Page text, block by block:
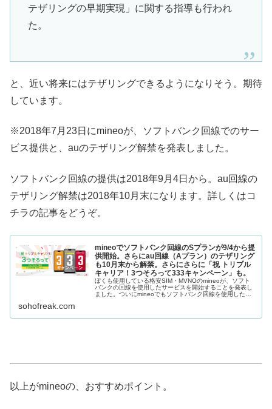
テザリングの早期実現」に関する指導も行われ
た。
と、近い将来にはテザリングできるようになりそう。期待
しています。
※2018年7月23日にmineoが、ソフトバンク回線でのサー
ビス提供と、auのテザリング解禁を発表しました。
ソフトバンク回線の提供は2018年9月4日から。au回線の
テザリング解禁は2018年10月末になります。詳しくはコ
チラの記事をどうぞ。
mineoでソフトバンク回線のSプランが9/4から提
供開始。さらにau回線（Aプラン）のテザリング
も10月末から解禁。さらにさらに「祝 トリプル
キャリア！3つそろって333キャンペーン」も。
ぼくも使用している格安SIM・MVNOのmineoが、ソフト
バンクの回線を使用したサービスを開始することを発表し
ました。ついにmineoでもソフトバンク回線を使用したサ
sohofreak.com
以上がmineoの、おすすめポイント。